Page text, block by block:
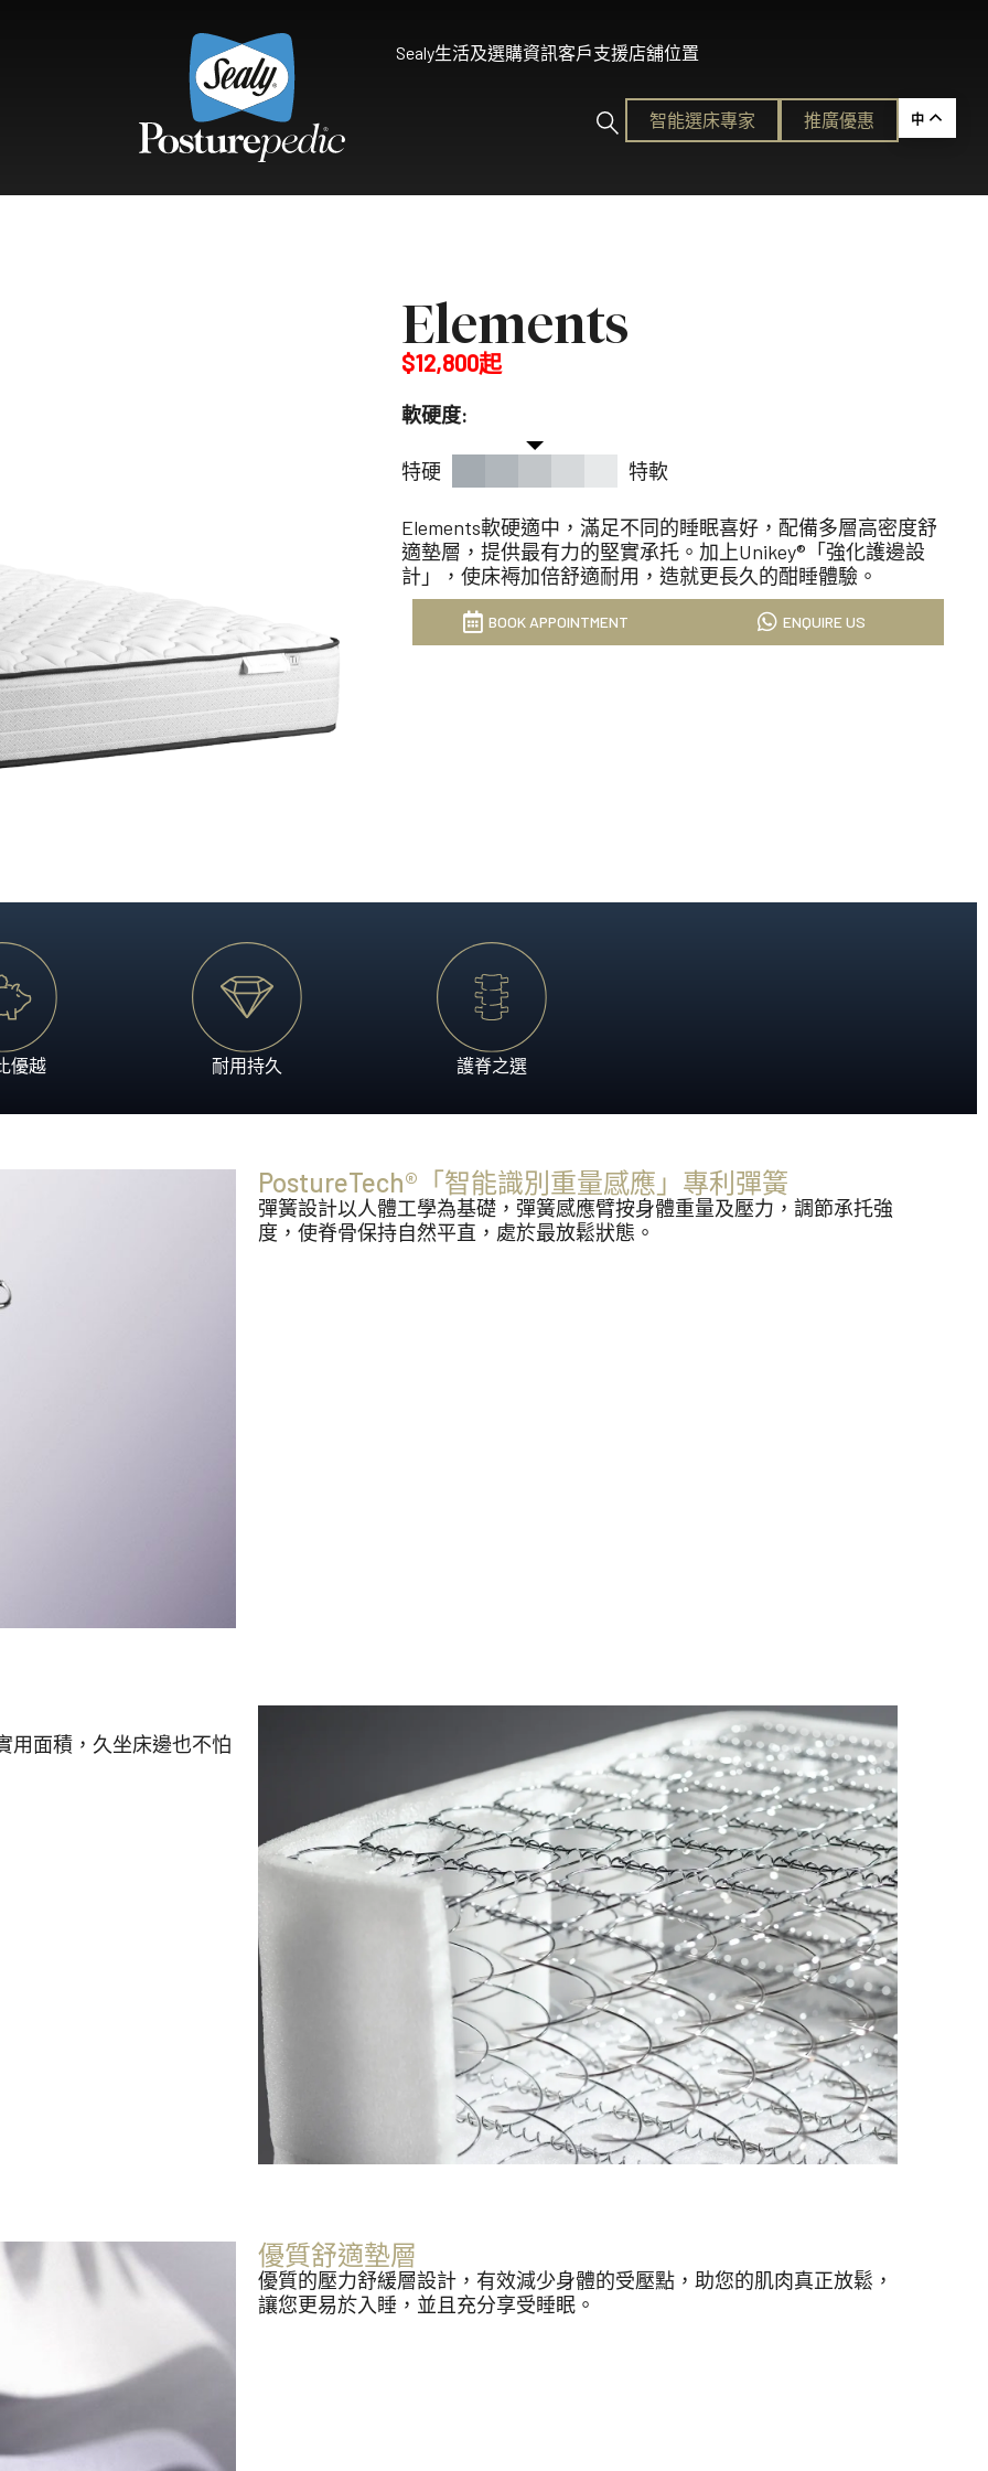
Palatial Crest Collection
雙重堅固承托，帶給你尊貴的護脊睡眠
Premium Collection
完美平衡舒適與承托，滿足各種需要。
Prestige Collection
無與倫比的舒適愜意，締造平易近人的奢華體驗。
Connoisseur Collection
澳洲製造、體現突破性睡眠科技的睡眠藝術，為您帶來奢適的酣睡時光。
Heritage Collection
匠心工藝配搭領先科技，造就極致酣睡體驗。
Sealy生活及選購資訊客戶支援店舖位置
智能選床專家​ 推廣優惠 中
Elements
$12,800起
軟硬度:
特硬 特軟
Elements軟硬適中，滿足不同的睡眠喜好，配備多層高密度舒
適墊層，提供最有力的堅實承托。加上Unikey®「強化護邊設
計」，使床褥加倍舒適耐用，造就更長久的酣睡體驗。
BOOK APPOINTMENT ENQUIRE US
優越 耐用持久 護脊之選
PostureTech®「智能識別重量感應」專利彈簧
彈簧設計以人體工學為基礎，彈簧感應臂按身體重量及壓力，調節承托強
度，使脊骨保持自然平直，處於最放鬆狀態。
用面積，久坐床邊也不怕
優質舒適墊層
優質的壓力舒緩層設計，有效減少身體的受壓點，助您的肌肉真正放鬆，
讓您更易於入睡，並且充分享受睡眠。